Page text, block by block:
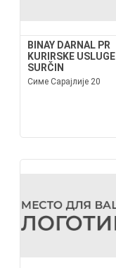
BINAY DARNAL PR
KURIRSKE USLUGE
SURČIN
Симе Сарајлије 20